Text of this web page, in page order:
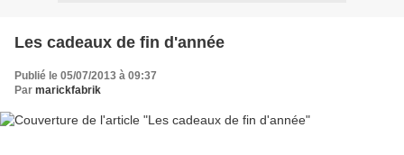
Les cadeaux de fin d'année
Publié le 05/07/2013 à 09:37
Par marickfabrik